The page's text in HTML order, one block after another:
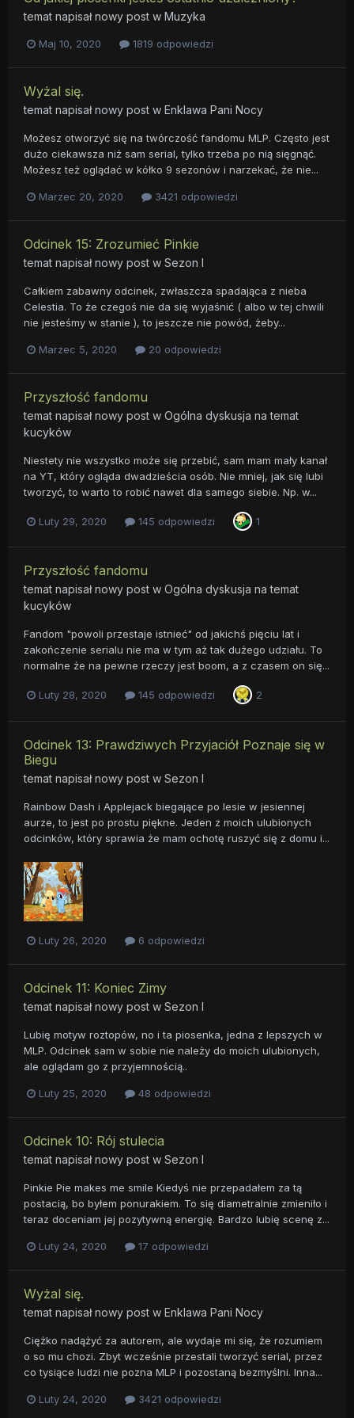
temat napisał nowy post w Muzyka
Maj 10, 2020 1819 odpowiedzi
Wyżal się.
temat napisał nowy post w Enklawa Pani Nocy
Możesz otworzyć się na twórczość fandomu MLP. Często jest
dużo ciekawsza niż sam serial, tylko trzeba po nią sięgnąć.
Możesz też oglądać w kółko 9 sezonów i narzekać, że nie...
Marzec 20, 2020 3421 odpowiedzi
Odcinek 15: Zrozumieć Pinkie
temat napisał nowy post w Sezon I
Całkiem zabawny odcinek, zwłaszcza spadająca z nieba
Celestia. To że czegoś nie da się wyjaśnić ( albo w tej chwili
nie jesteśmy w stanie ), to jeszcze nie powód, żeby...
Marzec 5, 2020 20 odpowiedzi
Przyszłość fandomu
temat napisał nowy post w Ogólna dyskusja na temat
kucyków
Niestety nie wszystko może się przebić, sam mam mały kanał
na YT, który ogląda dwadzieścia osób. Nie mniej, jak się lubi
tworzyć, to warto to robić nawet dla samego siebie. Np. w...
Luty 29, 2020 145 odpowiedzi 1
Przyszłość fandomu
temat napisał nowy post w Ogólna dyskusja na temat
kucyków
Fandom "powoli przestaje istnieć" od jakichś pięciu lat i
zakończenie serialu nie ma w tym aż tak dużego udziału. To
normalne że na pewne rzeczy jest boom, a z czasem on się...
Luty 28, 2020 145 odpowiedzi 2
Odcinek 13: Prawdziwych Przyjaciół Poznaje się w
Biegu
temat napisał nowy post w Sezon I
Rainbow Dash i Applejack biegające po lesie w jesiennej
aurze, to jest po prostu piękne. Jeden z moich ulubionych
odcinków, który sprawia że mam ochotę ruszyć się z domu i...
Luty 26, 2020 6 odpowiedzi
Odcinek 11: Koniec Zimy
temat napisał nowy post w Sezon I
Lubię motyw roztopów, no i ta piosenka, jedna z lepszych w
MLP. Odcinek sam w sobie nie należy do moich ulubionych,
ale oglądam go z przyjemnością..
Luty 25, 2020 48 odpowiedzi
Odcinek 10: Rój stulecia
temat napisał nowy post w Sezon I
Pinkie Pie makes me smile Kiedyś nie przepadałem za tą
postacią, bo byłem ponurakiem. To się diametralnie zmieniło i
teraz doceniam jej pozytywną energię. Bardzo lubię scenę z...
Luty 24, 2020 17 odpowiedzi
Wyżal się.
temat napisał nowy post w Enklawa Pani Nocy
Ciężko nadążyć za autorem, ale wydaje mi się, że rozumiem
o so mu chozi. Zbyt wcześnie przestali tworzyć serial, przez
co tysiące ludzi nie pozna MLP i pozostaną bezmyślni. Inna...
Luty 24, 2020 3421 odpowiedzi